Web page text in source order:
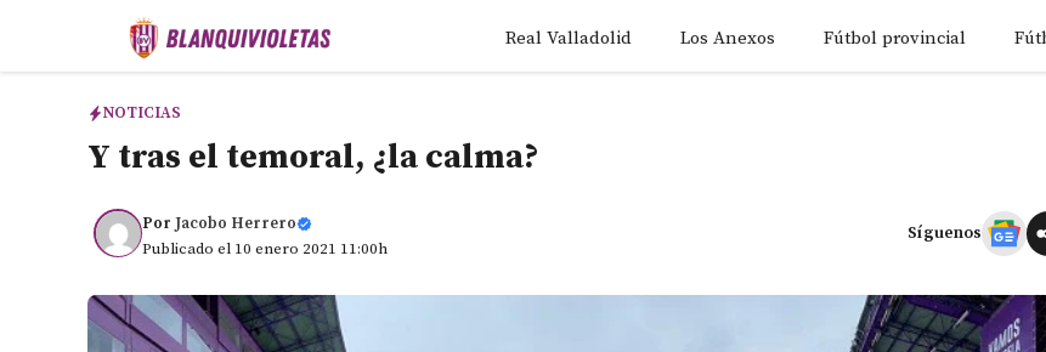
Real Valladolid Los Anexos Fútbol provincial
NOTICIAS
Y tras el temoral, ¿la calma?
Por Jacobo Herrero
Publicado el 10 enero 2021 11:00h
Síguenos